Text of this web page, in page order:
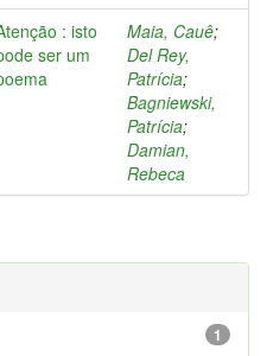
: isto
ser um
Maia, Cauê;
Del Rey,
Patrícia;
Bagniewski,
Patrícia;
Damian,
Rebeca
1